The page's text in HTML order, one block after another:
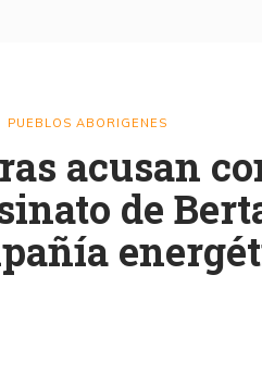
PUEBLOS ABORIGENES
acusan
de